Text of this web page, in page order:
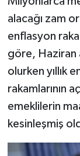
alacağı zam
enflasyon
göre, Haziran
olurken yıllık
rakamlarının
emeklilerin
kesinleşmiş